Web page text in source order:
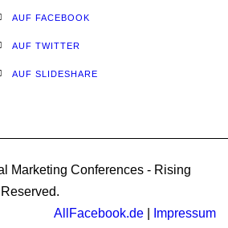
AUF FACEBOOK
AUF TWITTER
AUF SLIDESHARE
Marketing Conferences - Rising
AllFacebook.de
Impressum